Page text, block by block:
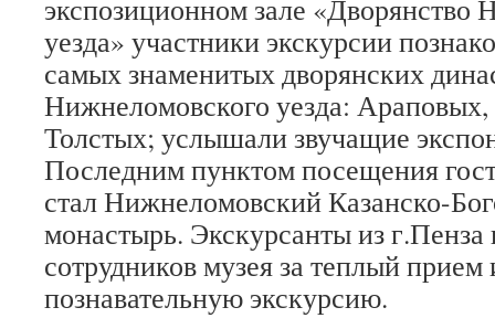
экспозиционном зале «Дворянство
уезда» участники экскурсии
самых знаменитых дворянских
Нижнеломовского уезда:
Толстых; услышали звучащие
Последним пунктом посещения
стал Нижнеломовский Казанско-
монастырь. Экскурсанты из г.Пенза
сотрудников музея за теплый
познавательную экскурсию.